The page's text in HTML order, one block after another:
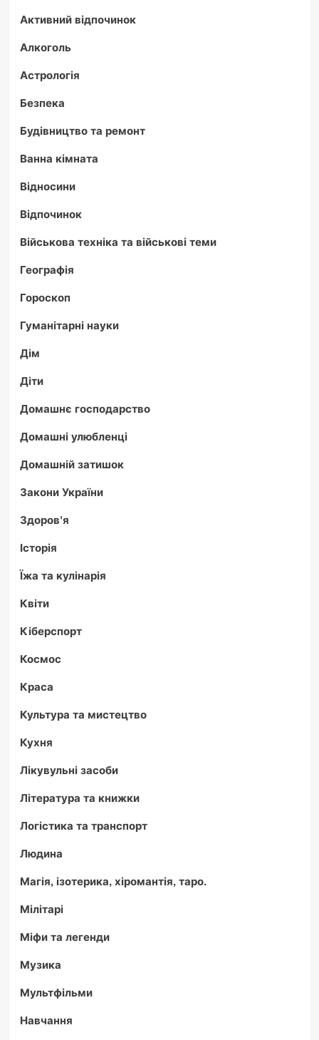
Активний відпочинок
Алкоголь
Астрологія
Безпека
Будівництво та ремонт
Ванна кімната
Відносини
Відпочинок
Військова техніка та військові теми
Географія
Гороскоп
Гуманітарні науки
Дім
Діти
Домашнє господарство
Домашні улюбленці
Домашній затишок
Закони України
Здоров'я
Історія
Їжа та кулінарія
Квіти
Кіберспорт
Космос
Краса
Культура та мистецтво
Кухня
Лікувульні засоби
Література та книжки
Логістика та транспорт
Людина
Магія, ізотерика, хіромантія, таро.
Мілітарі
Міфи та легенди
Музика
Мультфільми
Навчання